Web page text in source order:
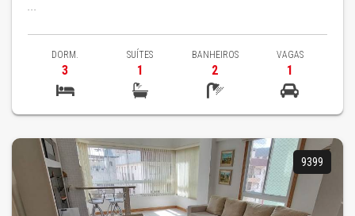
...
DORM.
3
SUÍTES
1
BANHEIROS
2
VAGAS
1
9399